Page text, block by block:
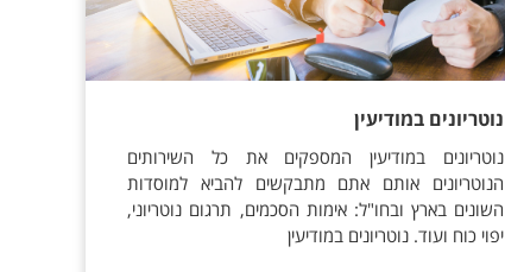
נוטריונים במודיעין
נוטריונים במודיעין המספקים את כל השירותים
הנוטריונים אותם אתם מתבקשים להביא למוסדות
השונים בארץ ובחו"ל: אימות הסכמים, תרגום נוטריוני,
יפוי כוח ועוד. נוטריונים במודיעין